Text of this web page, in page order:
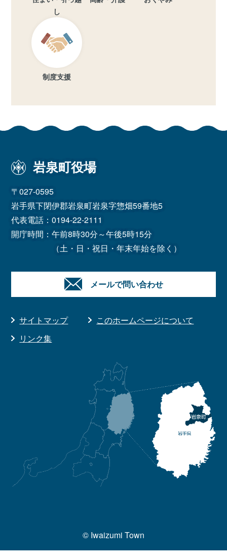
し
制度支援
岩泉町役場
〒027-0595
岩手県下閉伊郡岩泉町岩泉字惣畑59番地5
代表電話：0194-22-2111
開庁時間：午前8時30分～午後5時15分
（土・日・祝日・年末年始を除く）
メールで問い合わせ
サイトマップ
このホームページについて
リンク集
© Iwaizumi Town